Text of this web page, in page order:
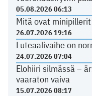
05.08.2026 06:13
Mitä ovat
26.07.2026 19:16
Luteaalivaihe on
24.07.2026 07:04
Elohiiri silmässä –
vaaraton vaiva
15.07.2026 08:17